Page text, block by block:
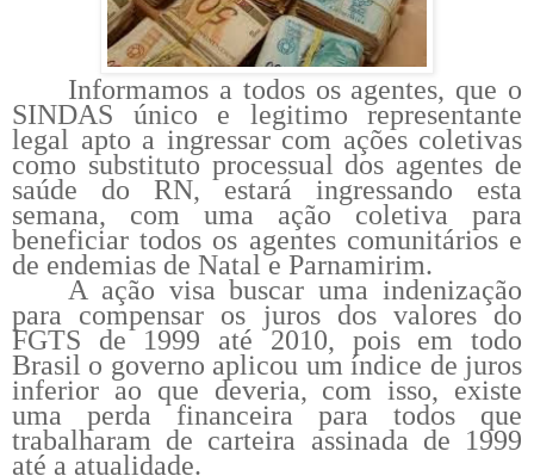
Informamos a todos os agentes, que o
SINDAS único e legitimo representante
legal apto a ingressar com ações coletivas
como substituto processual dos agentes de
saúde do RN, estará ingressando esta
semana, com uma ação coletiva para
beneficiar todos os agentes comunitários e
de endemias de Natal e Parnamirim.
A ação visa buscar uma indenização
para compensar os juros dos valores do
FGTS de 1999 até 2010, pois em todo
Brasil o governo aplicou um índice de juros
inferior ao que deveria, com isso, existe
uma perda financeira para todos que
trabalharam de carteira assinada de 1999
até a atualidade.